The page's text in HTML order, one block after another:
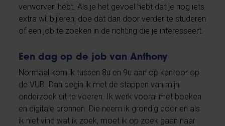
verworven hebt. Als je het gevoel hebt dat je nog iets
extra wil bijleren, doe dat dan door verder te studeren
of een job te zoeken in de richting die je interesseert.
Een dag op de job van Anthony
Normaal kom ik tussen 8u en 9u aan op kantoor op
de VUB. Dan begin ik met de stappen van mijn
onderzoek uit te voeren. Ik werk vooral met boeken
en digitale bronnen. Die neem ik grondig door en als
ik niet vind wat ik zoek, moet ik op zoek gaan naar